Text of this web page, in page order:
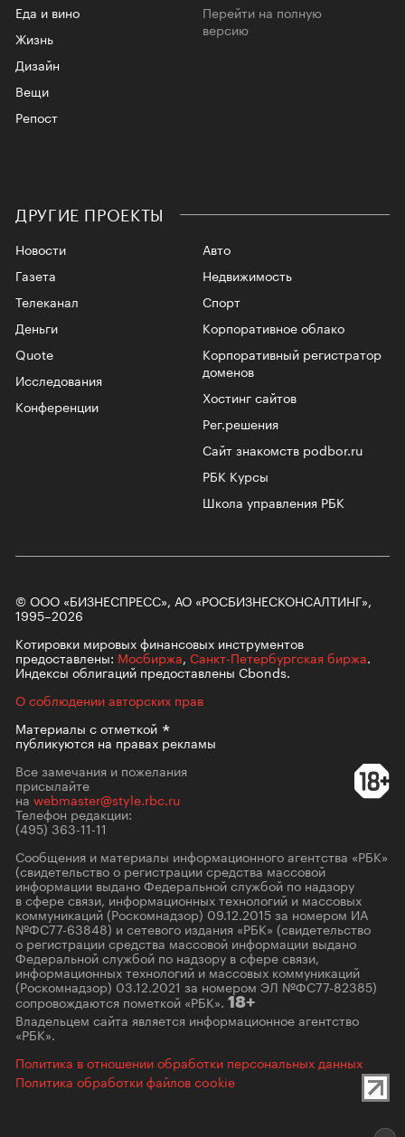
Еда и вино
Жизнь
Дизайн
Вещи
Репост
Перейти на полную
версию
ДРУГИЕ ПРОЕКТЫ
Новости
Газета
Телеканал
Авто
Недвижимость
Спорт
Корпоративное облако
Корпоративный регистратор
доменов
Хостинг сайтов
Рег.решения
Сайт знакомств podbor.ru
РБК Курсы
Школа управления РБК
Деньги
Quote
Исследования
Конференции
© ООО «БИЗНЕСПРЕСС», АО «РОСБИЗНЕСКОНСАЛТИНГ»,
1995–2026
Котировки мировых финансовых инструментов
предоставлены: Мосбиржа, Санкт-Петербургская биржа.
Индексы облигаций предоставлены Cbonds.
О соблюдении авторских прав
Материалы сотметкой
публикуются на правах рекламы
Все замечания и пожелания
присылайте
на webmaster@style.rbc.ru
Телефон редакции:
(495) 363-11-11
Сообщения и материалы информационного агентства «РБК»
(свидетельство о регистрации средства массовой
информации выдано Федеральной службой по надзору
в сфере связи, информационных технологий и массовых
коммуникаций (Роскомнадзор) 09.12.2015 за номером ИА
№ФС77-63848) и сетевого издания «РБК» (свидетельство
о регистрации средства массовой информации выдано
Федеральной службой по надзору в сфере связи,
информационных технологий и массовых коммуникаций
(Роскомнадзор) 03.12.2021 за номером ЭЛ №ФС77-82385)
сопровождаются пометкой «РБК». 18+
Владельцем сайта является информационное агентство
«РБК».
Политика в отношении обработки персональных данных
Политика обработки файлов cookie